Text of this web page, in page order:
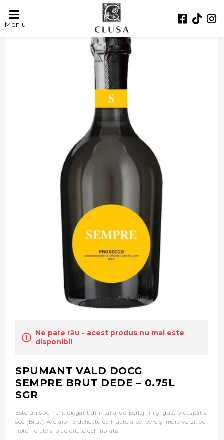
Meniu- 30%
Ne pare rău - acest produs nu mai este
disponibil
SPUMANT VALD DOCG
SEMPRE BRUT DEDE – 0.75L
SGR
Este un spumant elegant din Italia, cu perlaj fin și gust proaspăt și
sec (Brut). Are arome delicate de fructe albe, pere și mere verzi, cu
note florale și o aciditate echilibrată.